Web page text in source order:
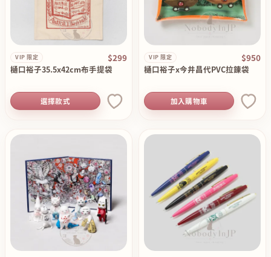
VIP 限定 $299
樋口裕子35.5x42cm布手提袋
選擇款式
VIP 限定 $950
樋口裕子x今井昌代PVC拉錬袋
加入購物車